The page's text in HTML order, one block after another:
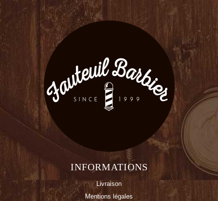
INFORMATIONS
Livraison
Mentions légales